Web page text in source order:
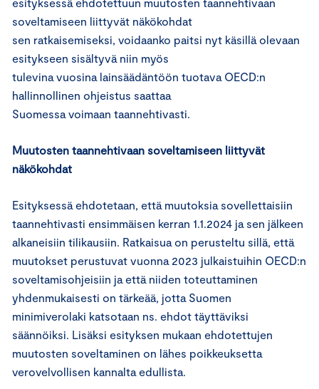
soveltamiseen liittyvät näkökohdat
sen ratkaisemiseksi, voidaanko paitsi nyt käsillä olevaan
esitykseen sisältyvä niin myös
tulevina vuosina lainsäädäntöön tuotava OECD:n
hallinnollinen ohjeistus saattaa
Suomessa voimaan taannehtivasti.
Muutosten taannehtivaan soveltamiseen liittyvät
näkökohdat
Esityksessä ehdotetaan, että muutoksia sovellettaisiin
taannehtivasti ensimmäisen kerran 1.1.2024 ja sen jälkeen
alkaneisiin tilikausiin. Ratkaisua on perusteltu sillä, että
muutokset perustuvat vuonna 2023 julkaistuihin OECD:n
soveltamisohjeisiin ja että niiden toteuttaminen
yhdenmukaisesti on tärkeää, jotta Suomen
minimiverolaki katsotaan ns. ehdot täyttäviksi
säännöiksi. Lisäksi esityksen mukaan ehdotettujen
muutosten soveltaminen on lähes poikkeuksetta
verovelvollisen kannalta edullista.